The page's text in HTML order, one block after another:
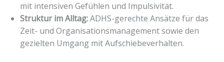
mit intensiven Gefühlen und Impulsivität.
Struktur im Alltag:ADHS-gerechte Ansätze für das
Zeit- und Organisationsmanagement sowie den
gezielten Umgang mit Aufschiebeverhalten.